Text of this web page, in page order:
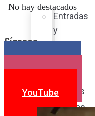
Entradas
y
Postres
Bebidas
No hay destacados
Síganos
YouTube